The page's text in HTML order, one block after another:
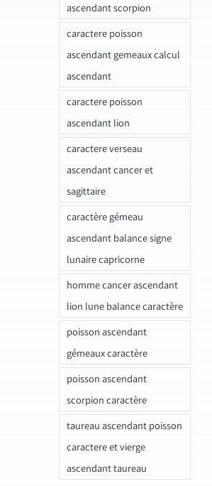
ascendant scorpion
caractere poisson
ascendant gemeaux calcul
ascendant
caractere poisson
ascendant lion
caractere verseau
ascendant cancer et
sagittaire
caractère gémeau
ascendant balance signe
lunaire capricorne
homme cancer ascendant
lion lune balance caractère
poisson ascendant
gémeaux caractère
poisson ascendant
scorpion caractère
taureau ascendant poisson
caractere et vierge
ascendant taureau